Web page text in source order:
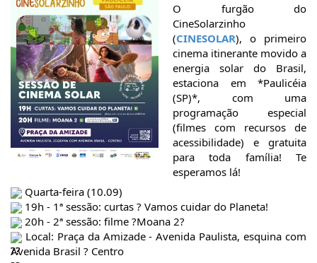
O furgão do
CineSolarzinho
(CINESOLAR), o primeiro
cinema itinerante movido a
energia solar do Brasil,
estaciona em *Paulicéia
(SP)*, com uma
programação especial
(filmes com recursos de
acessibilidade) e gratuita
para toda família! Te
esperamos lá!
Quarta-feira (10.09)
19h - 1ª sessão: curtas ? Vamos cuidar do Planeta!
20h - 2ª sessão: filme ?Moana 2?
Local: Praça da Amizade - Avenida Paulista, esquina com
Avenida Brasil ? Centro